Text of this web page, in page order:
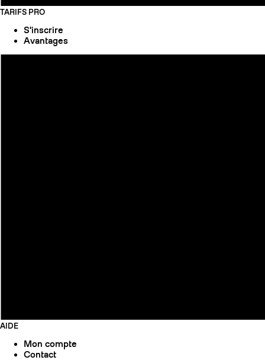
TARIFS PRO
S'inscrire
Avantages
AIDE
Mon compte
Contact